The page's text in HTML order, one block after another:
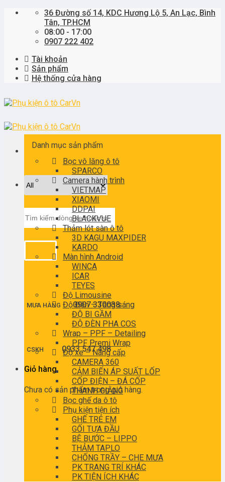
Skip
36 Đường số 14, KDC Hương Lộ 5, An Lạc, Bình
Tân, TP.HCM
08:00 - 17:00
0907 222 402
Tài khoản
Sản phẩm
Hệ thống cửa hàng
kiếm:
MUA HÀNG0907 330038
CSKH 0933 547 498
Giỏ hàng
Chưa có sản phẩm trong giỏ hàng.
Danh mục sản phẩm
Bọc vô lăng ô tô
SPARCO
Camera hành trình
VIETMAP
XIAOMI
DDPAI
BLACKVUE
Thảm lót sàn ô tô
3D KAGU MAXPIDER
KARDO
Màn hình Android
WINCA
ICAR
TEYES
Độ Limousine
Độ Đèn – Tăng sáng
ĐỘ BI GẦM
ĐỘ ĐÈN PHA COS
Wrap – PPF – Detailing
PPF Premi Wrap
Độ xe – Nâng cấp
CAMERA 360
CẢM BIẾN ÁP SUẤT LỐP
CỐP ĐIỆN – ĐÁ CỐP
THANH GIẰNG
Bọc ghế da ô tô
Phụ kiện tiện ích
GHẾ TRẺ EM
GỐI TỰA ĐẦU
BỆ BƯỚC – LIPPO
THẢM TAPLO
CHỐNG TRẦY – CHE MƯA
PK TRANG TRÍ KHÁC
PK TIỆN ÍCH KHÁC